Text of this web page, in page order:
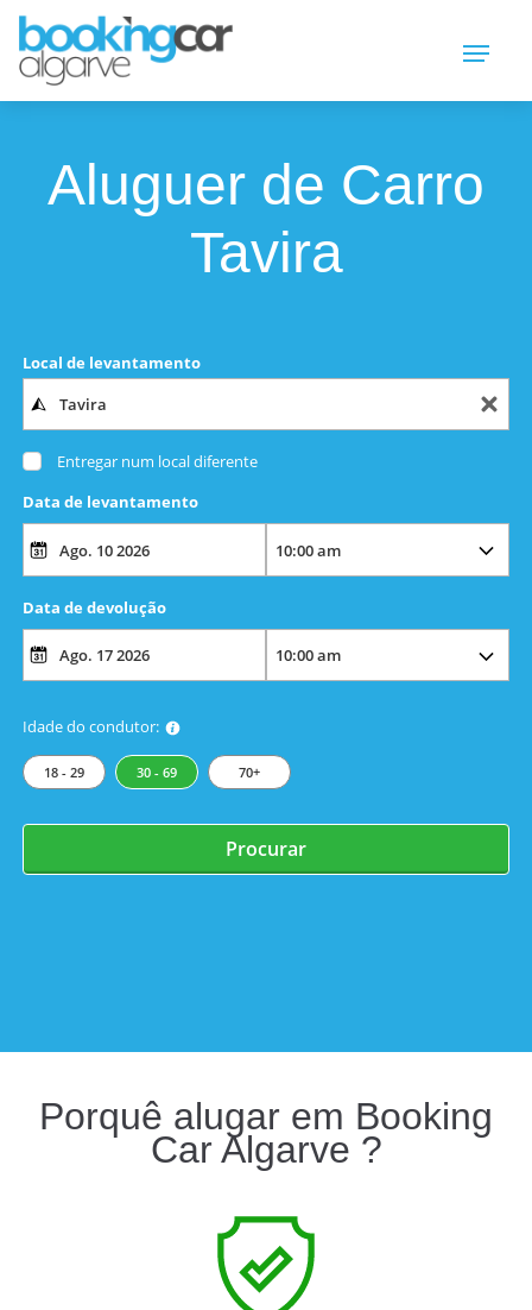
Aluguer de Carro
Tavira
Local de levantamento
Entregar num local diferente
Data de levantamento
Data de devolução
Idade do condutor:
18 - 29 30 - 69 70+
Procurar
Porquê alugar em Booking
Car Algarve ?